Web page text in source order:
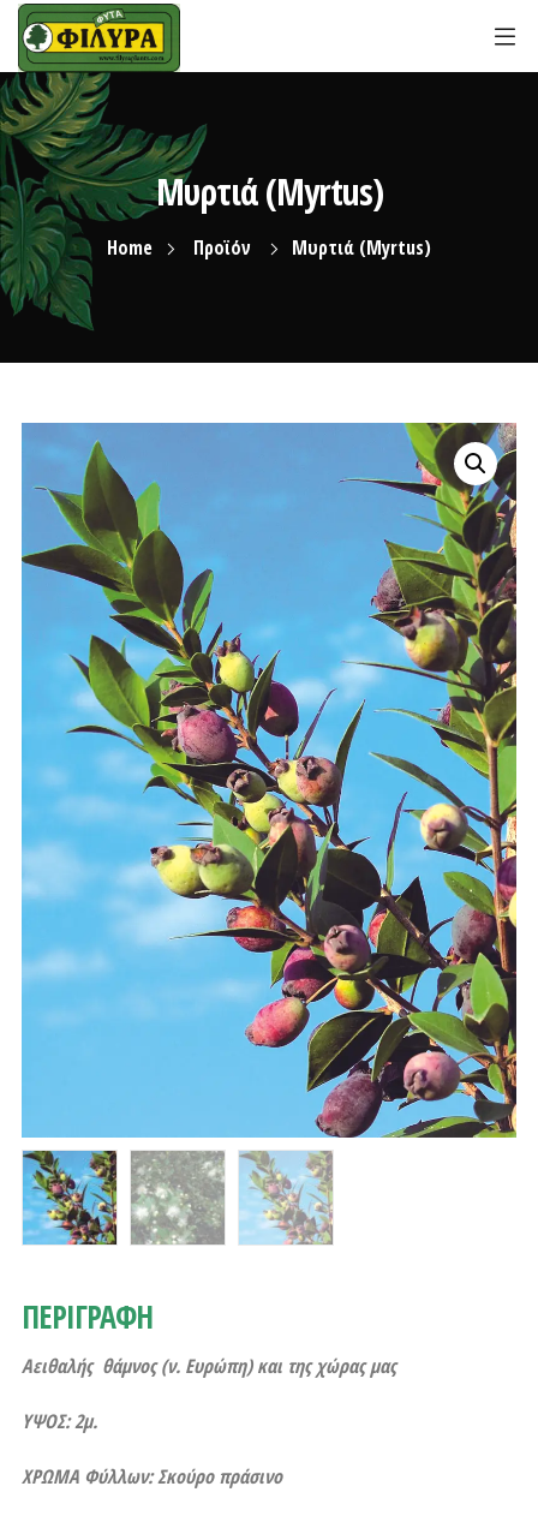
Μυρτιά (Myrtus)
Home Προϊόν Μυρτιά (Myrtus)
ΠΕΡΙΓΡΑΦΗ
Αειθαλής θάμνος (ν. Ευρώπη) και της χώρας μας
ΥΨΟΣ: 2μ.
ΧΡΩΜΑ Φύλλων: Σκούρο πράσινο